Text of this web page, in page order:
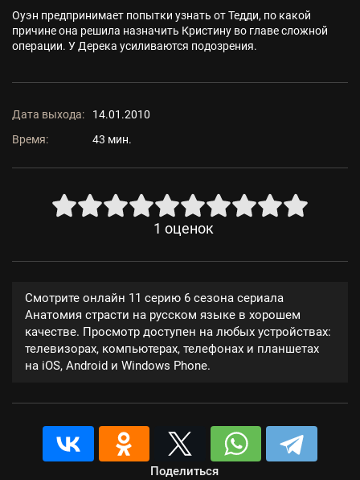
Оуэн предпринимает попытки узнать от Тедди, по какой
причине она решила назначить Кристину во главе сложной
операции. У Дерека усиливаются подозрения.
Дата выхода:
14.01.2010
Время:
43 мин.
1 оценок
Смотрите онлайн 11 серию 6 сезона сериала
Анатомия страсти на русском языке в хорошем
качестве. Просмотр доступен на любых устройствах:
телевизорах, компьютерах, телефонах и планшетах
на iOS, Android и Windows Phone.
Поделиться